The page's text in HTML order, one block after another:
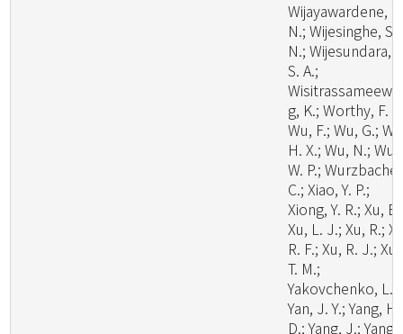
Wijayawardene,
N.; Wijesinghe, S.
N.; Wijesundara,
S. A.;
g, K.; Worthy, F.
Wu, F.; Wu, G.;
H. X.; Wu, N.; Wu,
W. P.;
C.; Xiao, Y. P.;
Xiong, Y. R.; Xu,
Xu, L. J.; Xu, R.;
R. F.; Xu, R. J.; Xu,
T. M.;
Yakovchenko, L.;
Yan, J. Y.; Yang, H.
D.; Yang, J.; Yang,